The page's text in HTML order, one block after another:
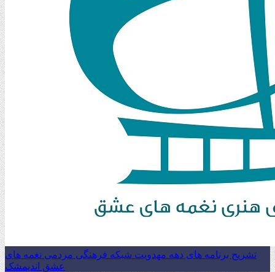
تشریح برنامه های دهه مهدویت شبکه فرهنگی مردمی نغمه های
عشق اندیمشک